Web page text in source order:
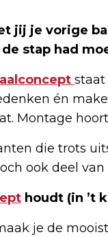
jij je vorige
stap had
én
Montage
die trots
ook deel
houdt (in ’t
je de